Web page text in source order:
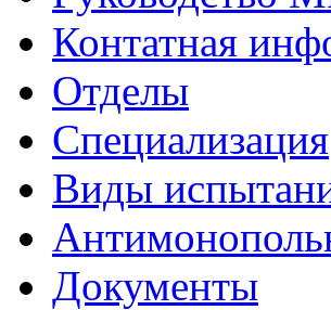
Контатная
Отделы
Специализация
Виды
Документы